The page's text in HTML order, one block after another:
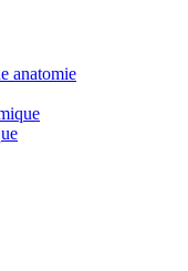
anatomie